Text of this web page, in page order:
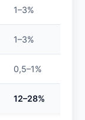
1–3%
1–3%
0,5–1%
12–28%